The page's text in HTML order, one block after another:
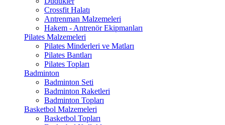
Crossfit Halatı
Antrenman Malzemeleri
Hakem - Antrenör Ekipmanları
Pilates Malzemeleri
Pilates Minderleri ve Matları
Pilates Bantları
Pilates Topları
Badminton
Badminton Seti
Badminton Raketleri
Badminton Topları
Basketbol Malzemeleri
Basketbol Topları